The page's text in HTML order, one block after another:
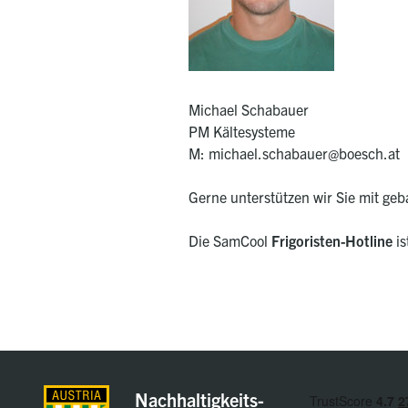
Michael Schabauer
PM Kältesysteme
M: michael.schabauer@boesch.at
Gerne unterstützen wir Sie mit
Die SamCool Frigoristen-Hotline
Nachhaltigkeits-